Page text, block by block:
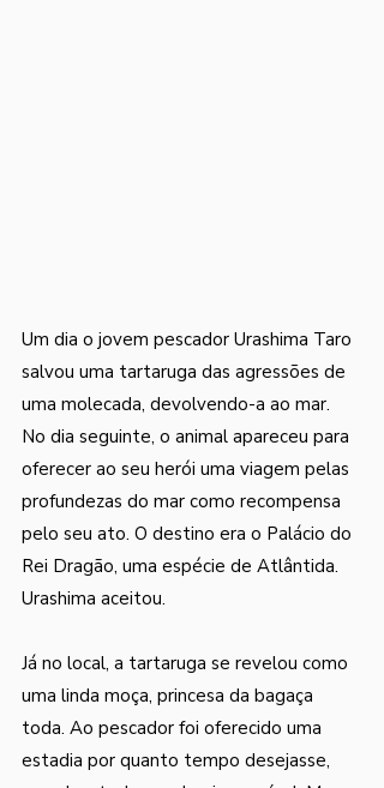
Um dia o jovem pescador Urashima Taro
salvou uma tartaruga das agressões de
uma molecada, devolvendo-a ao mar.
No dia seguinte, o animal apareceu para
oferecer ao seu herói uma viagem pelas
profundezas do mar como recompensa
pelo seu ato. O destino era o Palácio do
Rei Dragão, uma espécie de Atlântida.
Urashima aceitou.
Já no local, a tartaruga se revelou como
uma linda moça, princesa da bagaça
toda. Ao pescador foi oferecido uma
estadia por quanto tempo desejasse,